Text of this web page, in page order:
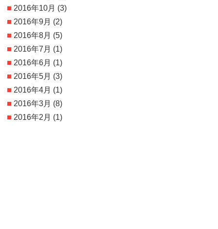
2016年10月 (3)
2016年9月 (2)
2016年8月 (5)
2016年7月 (1)
2016年6月 (1)
2016年5月 (3)
2016年4月 (1)
2016年3月 (8)
2016年2月 (1)